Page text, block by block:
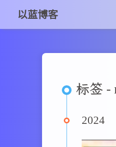
以蓝博客
标签 -
2024